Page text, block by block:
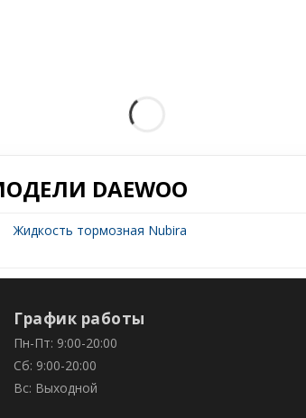
DAEWOO
Жидкость тормозная Nubira
График работы
Пн-Пт: 9:00-20:00
Сб: 9:00-20:00
Вс: Выходной